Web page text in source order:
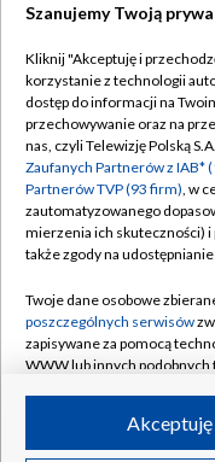
Abonament TVP
Emisja w TVP
Centrum informacji
Naziemna
Rada Programowa
System NOS
Informacje o
Program dla prasy
Szanujemy Twoją
Kliknij "Akceptuję i
korzystanie z technologii
dostęp do informacji na
przechowywanie oraz na
nas, czyli Telewizję Polską
Zaufanych Partnerów z IAB*
Partnerów TVP (93 firm), w
zautomatyzowanego
mierzenia ich skuteczności) i
także zgody na
Twoje dane osobowe
poszczególnych serwisów
zapisywane za pomocą
WWW lub innych
ruchu w Internecie.Akceptuję